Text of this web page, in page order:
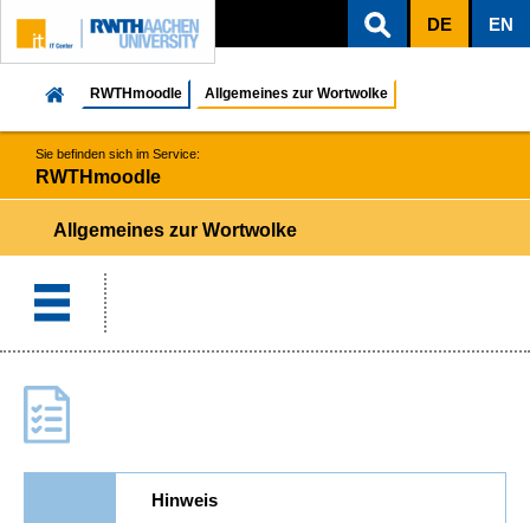
ZUM INHALTSBEREICH
ZUR HAUPTNAVIGATION
ZUR SUCHE
DE EN
RWTHmoodle Allgemeines zur Wortwolke
Sie befinden sich im Service:
RWTHmoodle
Allgemeines zur Wortwolke
Hinweis